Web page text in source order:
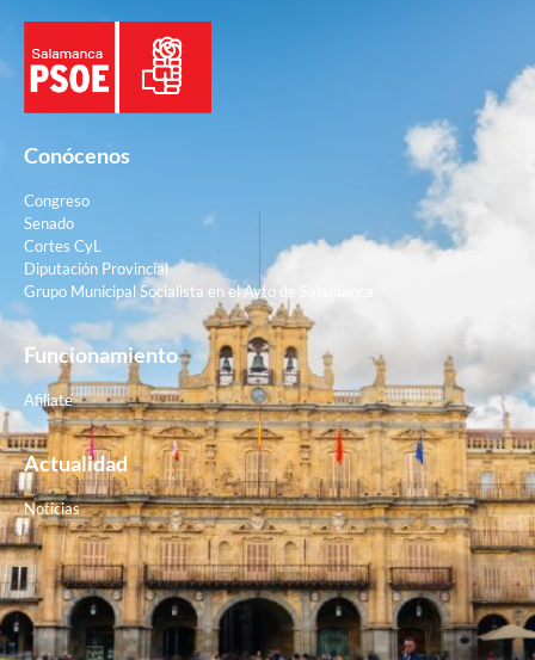
Conócenos
Congreso
Senado
Cortes CyL
Diputación Provincial
Grupo Municipal Socialista en el Ayto de Salamanca
Funcionamiento
Afiliate
Actualidad
Noticias